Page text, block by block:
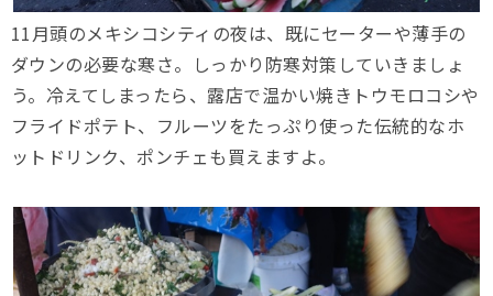
11月頭のメキシコシティの夜は、既にセーターや薄手の
ダウンの必要な寒さ。しっかり防寒対策していきましょ
う。冷えてしまったら、露店で温かい焼きトウモロコシや
フライドポテト、フルーツをたっぷり使った伝統的なホ
ットドリンク、ポンチェも買えますよ。